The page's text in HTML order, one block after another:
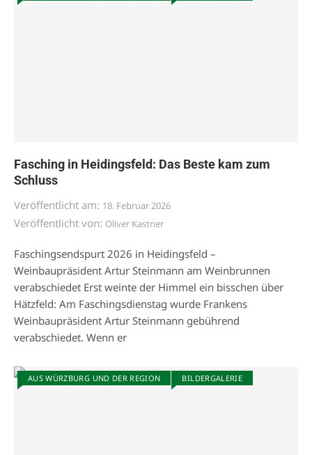
Fasching in Heidingsfeld: Das Beste kam zum
Schluss
Veröffentlicht am: 18. Februar 2026
Veröffentlicht von: Oliver Kastner
Faschingsendspurt 2026 in Heidingsfeld –
Weinbaupräsident Artur Steinmann am Weinbrunnen
verabschiedet Erst weinte der Himmel ein bisschen über
Hätzfeld: Am Faschingsdienstag wurde Frankens
Weinbaupräsident Artur Steinmann gebührend
verabschiedet. Wenn er
AUS WÜRZBURG UND DER REGION BILDERGALERIE